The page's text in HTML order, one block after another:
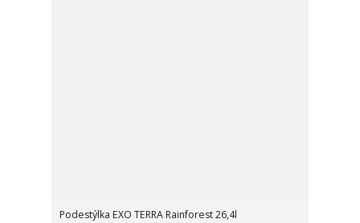
Podestýlka EXO TERRA Rainforest 26,4l